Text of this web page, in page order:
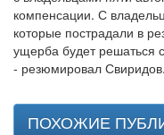
компенсации. С
которые пострадали в
ущерба будет решаться
- резюмировал Свиридов.
ПОХОЖИЕ